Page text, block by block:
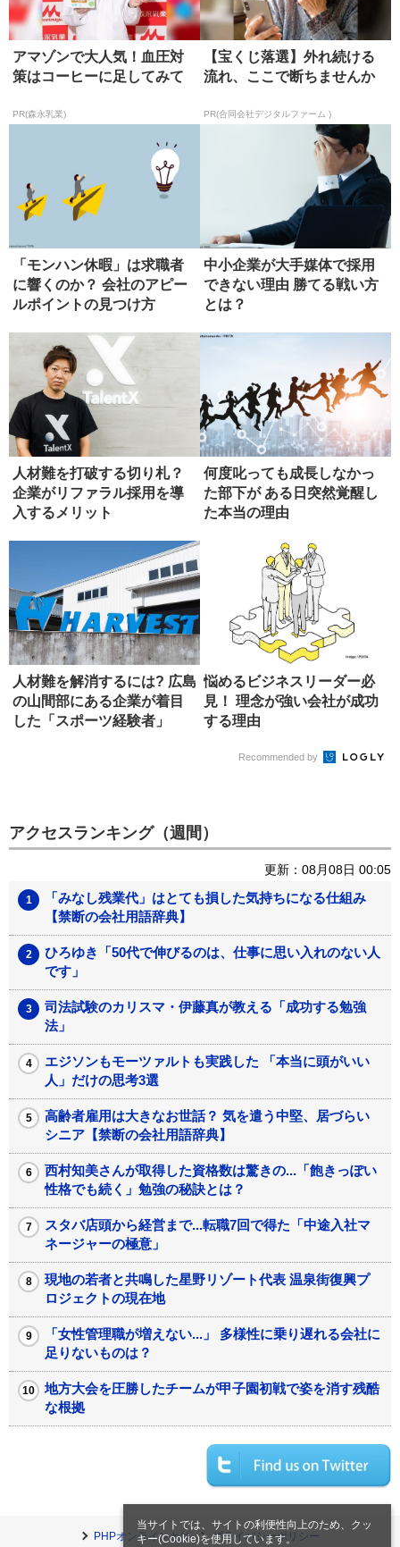
当サイトでは、サイトの利便性向上のため、クッ
キー(Cookie)を使用しています。
アマゾンで大人気！血圧対
策はコーヒーに足してみて
PR(森永乳業)
【宝くじ落選】外れ続ける
流れ、ここで断ちませんか
PR(合同会社デジタルファーム )
「モンハン休暇」は求職者
に響くのか？ 会社のアピー
ルポイントの見つけ方
中小企業が大手媒体で採用
できない理由 勝てる戦い方
とは？
人材難を打破する切り札？
企業がリファラル採用を導
入するメリット
何度叱っても成長しなかっ
た部下が ある日突然覚醒し
た本当の理由
人材難を解消するには? 広島
の山間部にある企業が着目
した「スポーツ経験者」
悩めるビジネスリーダー必
見！ 理念が強い会社が成功
する理由
Recommended by
アクセスランキング（週間）
更新：08月08日 00:05
「みなし残業代」はとても損した気持ちになる仕組み
【禁断の会社用語辞典】
ひろゆき「50代で伸びるのは、仕事に思い入れのない人
です」
司法試験のカリスマ・伊藤真が教える「成功する勉強
法」
エジソンもモーツァルトも実践した 「本当に頭がいい
人」だけの思考3選
高齢者雇用は大きなお世話？ 気を遣う中堅、居づらい
シニア【禁断の会社用語辞典】
西村知美さんが取得した資格数は驚きの...「飽きっぽい
性格でも続く」勉強の秘訣とは？
スタバ店頭から経営まで...転職7回で得た「中途入社マ
ネージャーの極意」
現地の若者と共鳴した星野リゾート代表 温泉街復興プ
ロジェクトの現在地
「女性管理職が増えない...」 多様性に乗り遅れる会社に
足りないものは？
地方大会を圧勝したチームが甲子園初戦で姿を消す残酷
な根拠
PHPオンラインとは プライバシーポリシー